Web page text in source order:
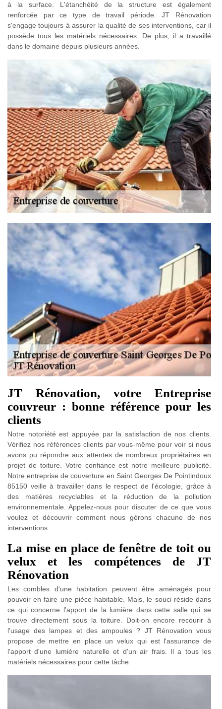
à la surface. L'étanchéité de la structure est également
renforcée par ce type de travail période. JT Rénovation
s'engage toujours à assurer la qualité de ses interventions, car il
possède tous les matériels nécessaires. De plus, il a travaillé
dans le domaine depuis plusieurs années.
JT Rénovation, votre Entreprise
couvreur : bonne référence pour les
clients
Notre notoriété est appuyée par la satisfaction de nos clients.
Vérifiez nos références clients par vous-même pour voir si nous
avons pu répondre aux attentes de nombreux propriétaires en
projet de toiture. Votre confiance est notre meilleure publicité.
Notre entreprise de couverture en Saint Georges De Pointindoux
85150 veille à travailler dans le respect de l'écologie, grâce à
des matières recyclables et la réduction de la pollution
environnementale. Appelez-nous pour discuter de ce que vous
voulez et découvrir comment nous gérons chacune de nos
interventions.
La mise en place de fenêtre de toit ou
velux et les compétences de JT
Rénovation
Les combles d'une habitation peuvent être aménagés pour
pouvoir en faire une pièce habitable. Mais, le souci réside dans
ce qui concerne l'apport de la lumière dans cette salle qui se
trouve directement sous la toiture. Doit-on encore recourir à
l'usage des lampes et des ampoules ? JT Rénovation vous
propose de mettre en place un velux qui est l'assurance de
l'apport d'une lumière naturelle et d'un air frais. Il a tous les
matériels nécessaires pour cette tâche.